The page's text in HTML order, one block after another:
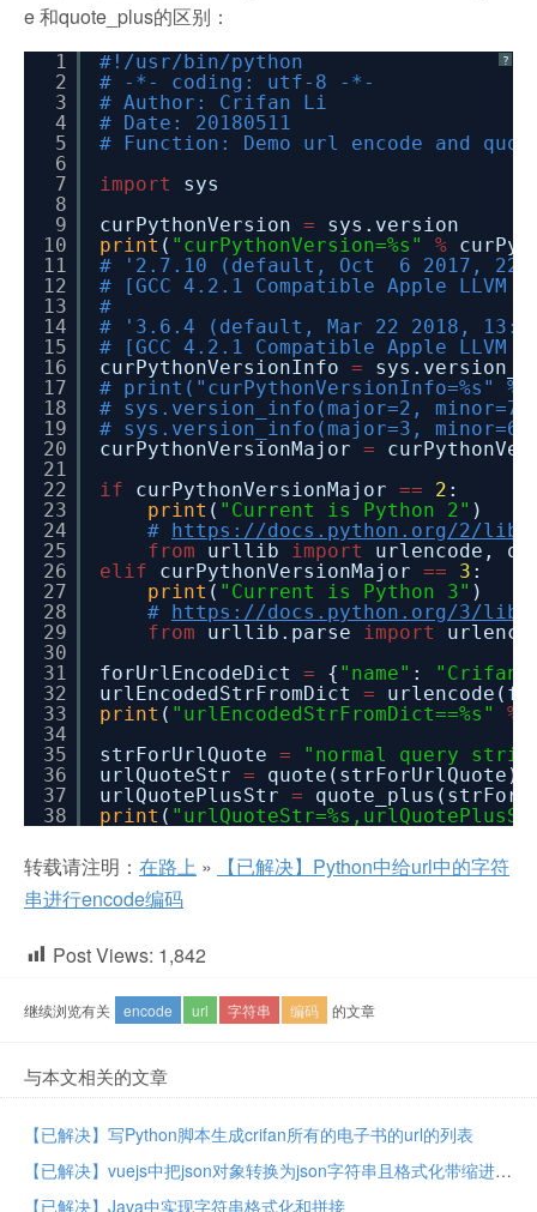
e 和quote_plus的区别：
?
1
2
3
4
5
6
7
8
9
10
11
12
13
14
15
16
17
18
19
20
21
22
23
24
25
26
27
28
29
30
31
32
33
34
35
36
37
38
#!/usr/bin/python
# -*- coding: utf-8 -*-
# Author: Crifan Li
# Date: 20180511
# Function: Demo url encode and
import
sys
curPythonVersion =
sys.version
print ( "curPythonVersion=%s" %
# '2.7.10 (default, Oct 6 2017,
# [GCC 4.2.1 Compatible Apple
#
# '3.6.4 (default, Mar 22 2018,
# [GCC 4.2.1 Compatible Apple
curPythonVersionInfo =
# print("curPythonVersionInfo=%s" %
# sys.version_info(major=2,
# sys.version_info(major=3,
curPythonVersionMajor =
if
curPythonVersionMajor == 2 :
print ( "Current is Python 2" )
# https://docs.python.org/2/
from
urllib import
urlencode,
elif
curPythonVersionMajor == 3 :
print ( "Current is Python 3" )
# https://docs.python.org/3/
from
urllib.parse import
forUrlEncodeDict = { "name" :
"Crifan
urlEncodedStrFromDict =
print ( "urlEncodedStrFromDict==%s" %
strForUrlQuote =
"normal query
urlQuoteStr = quote(strForUrlQuote)
urlQuotePlusStr =
print (
转载请注明： 在路上 »
【已解决】Python中给url中的字符
串进行encode编码
Post Views: 1,842
继续浏览有关 encode url 字符串 编码 的文章
与本文相关的文章
【已解决】写Python脚本生成crifan所有的电子书的url的列表
【已解决】vuejs中把json对象转换为json字符串且格式化带缩进
【已解决】Java中实现字符串格式化和拼接